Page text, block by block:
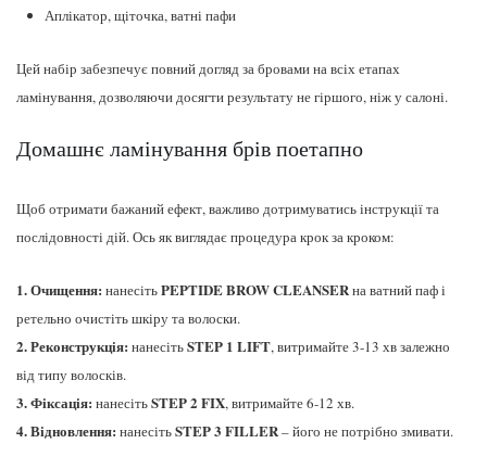
Аплікатор, щіточка, ватні пафи
Цей набір забезпечує повний догляд за бровами на всіх етапах
ламінування, дозволяючи досягти результату не гіршого, ніж у салоні.
Домашнє ламінування брів поетапно
Щоб отримати бажаний ефект, важливо дотримуватись інструкції та
послідовності дій. Ось як виглядає процедура крок за кроком:
Очищення: нанесітьPEPTIDE BROW CLEANSERна ватний паф і
ретельно очистіть шкіру та волоски.
Реконструкція: нанесітьSTEP 1 LIFT, витримайте 3-13 хв залежно
від типу волосків.
Фіксація: нанесітьSTEP 2 FIX, витримайте 6-12 хв.
Відновлення: нанесітьSTEP 3 FILLER– його не потрібно змивати.